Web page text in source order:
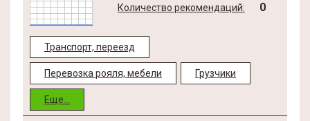
Количество рекомендаций: 0
Транспорт, переезд
Перевозка рояля, мебели Грузчики
Еще...